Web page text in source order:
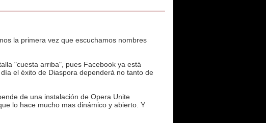
la primera vez que escuchamos nombres
"cuesta arriba", pues Facebook ya está
el éxito de Diaspora dependerá no tanto de
de una instalación de Opera Unite
lo hace mucho mas dinámico y abierto. Y